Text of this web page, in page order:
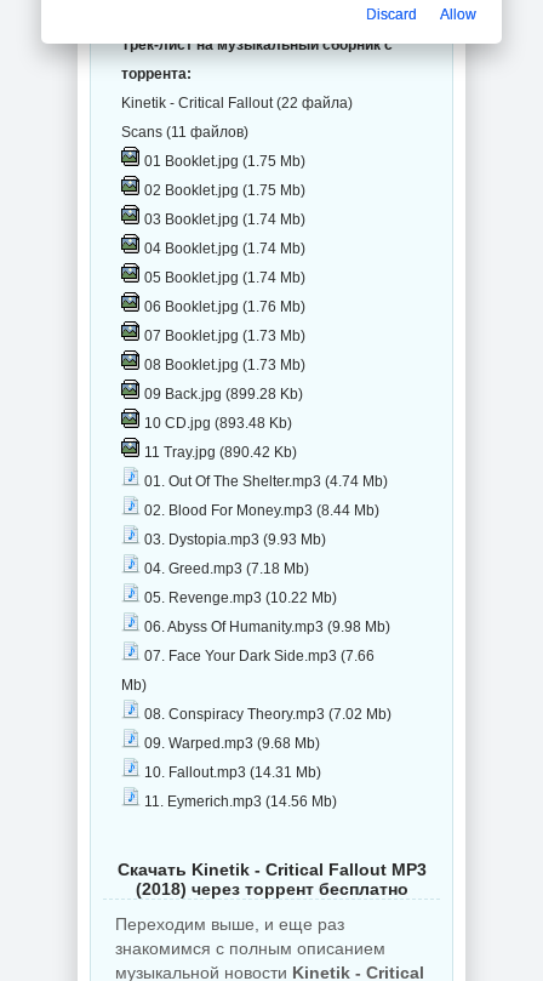
Трек-лист на музыкальный сборник с
торрента:
Kinetik - Critical Fallout (22 файла)
Scans (11 файлов)
01 Booklet.jpg (1.75 Mb)
02 Booklet.jpg (1.75 Mb)
03 Booklet.jpg (1.74 Mb)
04 Booklet.jpg (1.74 Mb)
05 Booklet.jpg (1.74 Mb)
06 Booklet.jpg (1.76 Mb)
07 Booklet.jpg (1.73 Mb)
08 Booklet.jpg (1.73 Mb)
09 Back.jpg (899.28 Kb)
10 CD.jpg (893.48 Kb)
11 Tray.jpg (890.42 Kb)
01. Out Of The Shelter.mp3 (4.74 Mb)
02. Blood For Money.mp3 (8.44 Mb)
03. Dystopia.mp3 (9.93 Mb)
04. Greed.mp3 (7.18 Mb)
05. Revenge.mp3 (10.22 Mb)
06. Abyss Of Humanity.mp3 (9.98 Mb)
07. Face Your Dark Side.mp3 (7.66
Mb)
08. Conspiracy Theory.mp3 (7.02 Mb)
09. Warped.mp3 (9.68 Mb)
10. Fallout.mp3 (14.31 Mb)
11. Eymerich.mp3 (14.56 Mb)
Скачать Kinetik - Critical Fallout MP3
(2018) через торрент бесплатно
Переходим выше, и еще раз
знакомимся с полным описанием
музыкальной новости Kinetik - Critical
Discard Allow